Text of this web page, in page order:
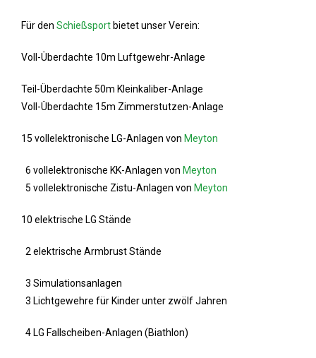
Für den Schießsport bietet unser Verein:
Voll-Überdachte 10m Luftgewehr-Anlage
Teil-Überdachte 50m Kleinkaliber-Anlage
Voll-Überdachte 15m Zimmerstutzen-Anlage
15 vollelektronische LG-Anlagen von Meyton
6 vollelektronische KK-Anlagen von Meyton
5 vollelektronische Zistu-Anlagen von Meyton
10 elektrische LG Stände
2 elektrische Armbrust Stände
3 Simulationsanlagen
3 Lichtgewehre für Kinder unter zwölf Jahren
4 LG Fallscheiben-Anlagen (Biathlon)